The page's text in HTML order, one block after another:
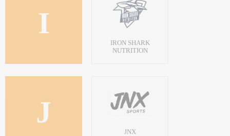
I
IRON SHARK
NUTRITION
J
JNX